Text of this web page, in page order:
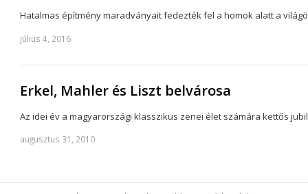
Hatalmas építmény maradványait fedezték fel a homok alatt a
július 4, 2016
Erkel, Mahler és Liszt belvárosa
Az idei év a magyarországi klasszikus zenei élet számára kettős
augusztus 31, 2010